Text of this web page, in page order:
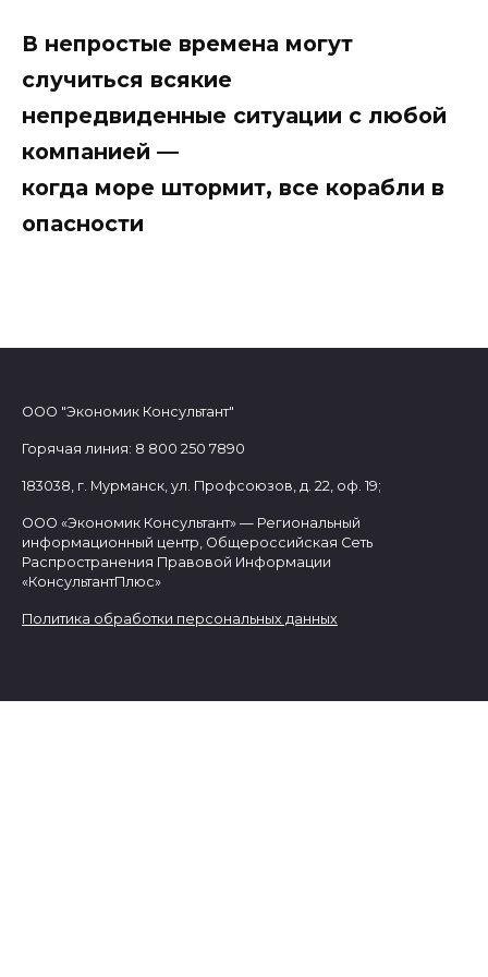
содержанию
В непростые времена могут
случиться всякие
непредвиденные ситуации с любой
компанией —
когда море штормит, все корабли в
опасности
ООО "Экономик Консультант"
Горячая линия: 8 800 250 7890
183038, г. Мурманск, ул. Профсоюзов, д. 22, оф. 19;
ООО «Экономик Консультант» — Региональный
информационный центр, Общероссийская Сеть
Распространения Правовой Информации
«КонсультантПлюс»
Политика обработки персональных данных